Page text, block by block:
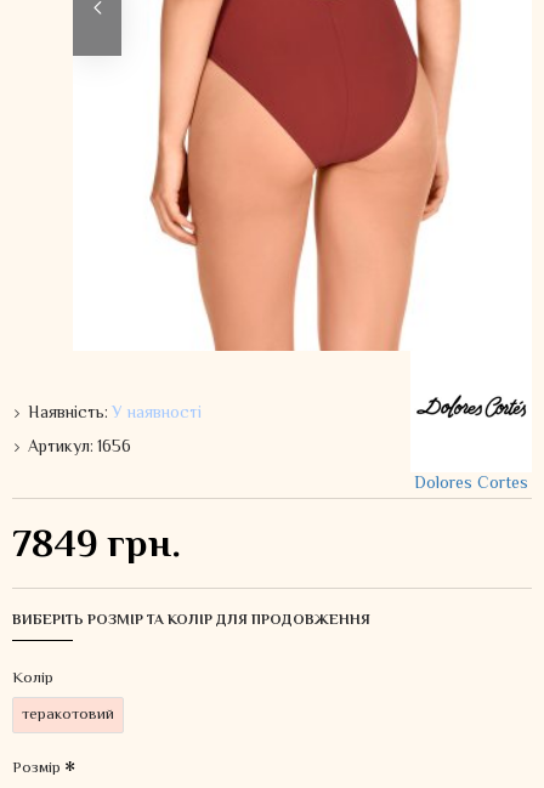
Наявність:У наявності
Артикул:1656
Dolores Cortes
7849 грн.
ВИБЕРІТЬ РОЗМІР ТА КОЛІР ДЛЯ ПРОДОВЖЕННЯ
Колiр
теракотовий
Розмір